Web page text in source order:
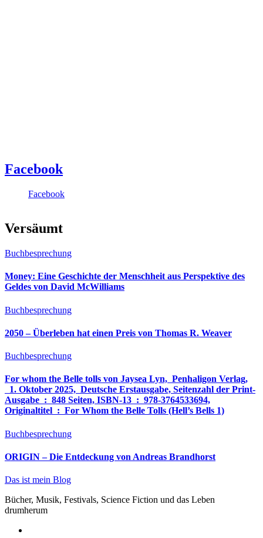
Facebook
Facebook
Versäumt
Buchbesprechung
Money: Eine Geschichte der Menschheit aus Perspektive des
Geldes von David McWilliams
Buchbesprechung
2050 – Überleben hat einen Preis von Thomas R. Weaver
Buchbesprechung
For whom the Belle tolls von Jaysea Lyn, ‎ Penhaligon Verlag,
‎ 1. Oktober 2025, ‎ Deutsche Erstausgabe, Seitenzahl der Print-
Ausgabe ‏ : ‎ 848 Seiten, ISBN-13 ‏ : ‎ 978-3764533694,
Originaltitel ‏ : ‎ For Whom the Belle Tolls (Hell’s Bells 1)
Buchbesprechung
ORIGIN – Die Entdeckung von Andreas Brandhorst
Das ist mein Blog
Bücher, Musik, Festivals, Science Fiction und das Leben
drumherum